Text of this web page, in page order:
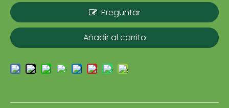
Preguntar
Añadir al carrito